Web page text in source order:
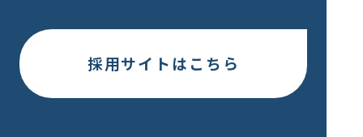
採用サイトはこちら